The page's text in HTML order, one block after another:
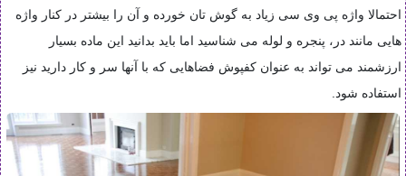
احتمالا واژه پی وی سی زیاد به گوش تان خورده و آن را بیشتر در کنار واژه
هایی مانند در، پنجره و لوله می شناسید اما باید بدانید این ماده بسیار
ارزشمند می تواند به عنوان کفپوش فضاهایی که با آنها سر و کار دارید نیز
استفاده شود